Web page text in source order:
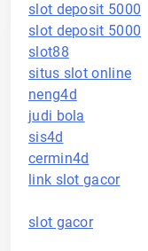
slot deposit 5000
slot deposit 5000
slot88
situs slot online
neng4d
judi bola
sis4d
cermin4d
link slot gacor
slot gacor